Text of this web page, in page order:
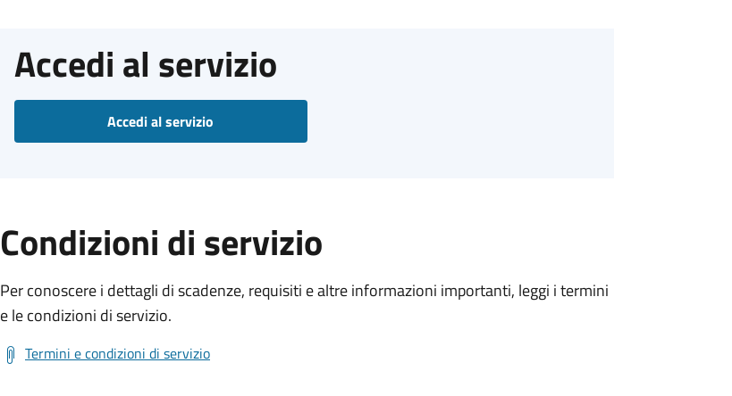
Accedi al servizio
Accedi al servizio
Condizioni di servizio
Per conoscere i dettagli di scadenze, requisiti e altre informazioni importanti, leggi i termini
e le condizioni di servizio.
Termini e condizioni di servizio